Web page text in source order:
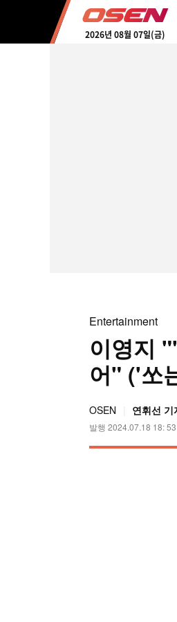
2026년 08월 07일(금)
Entertainment
이영지
어" ('쏘
OSEN 연휘선 기
발행 2024.07.18 18: 53